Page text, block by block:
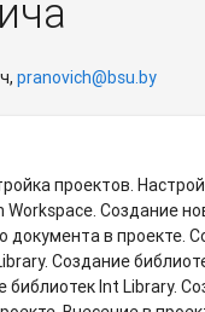
pranovich@bsu.by
проектов.
Workspace. Создание
документа в проекте.
Создание
библиотек Int Library.